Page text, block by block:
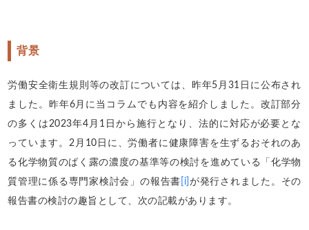
背景
労働安全衛生規則等の改訂については、昨年5月31日に公布され
ました。昨年6月に当コラムでも内容を紹介しました。改訂部分
の多くは2023年4月1日から施行となり、法的に対応が必要とな
っています。2月10日に、労働者に健康障害を生ずるおそれのあ
る化学物質のばく露の濃度の基準等の検討を進めている「化学物
質管理に係る専門家検討会」の報告書 [i] が発行されました。その
報告書の検討の趣旨として、次の記載があります。